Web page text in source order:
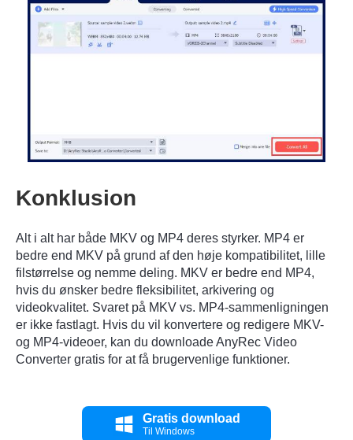
Konklusion
Alt i alt har både MKV og MP4 deres styrker. MP4 er
bedre end MKV på grund af den høje kompatibilitet, lille
filstørrelse og nemme deling. MKV er bedre end MP4,
hvis du ønsker bedre fleksibilitet, arkivering og
videokvalitet. Svaret på MKV vs. MP4-sammenligningen
er ikke fastlagt. Hvis du vil konvertere og redigere MKV-
og MP4-videoer, kan du downloade AnyRec Video
Converter gratis for at få brugervenlige funktioner.
Gratis download
Til Windows